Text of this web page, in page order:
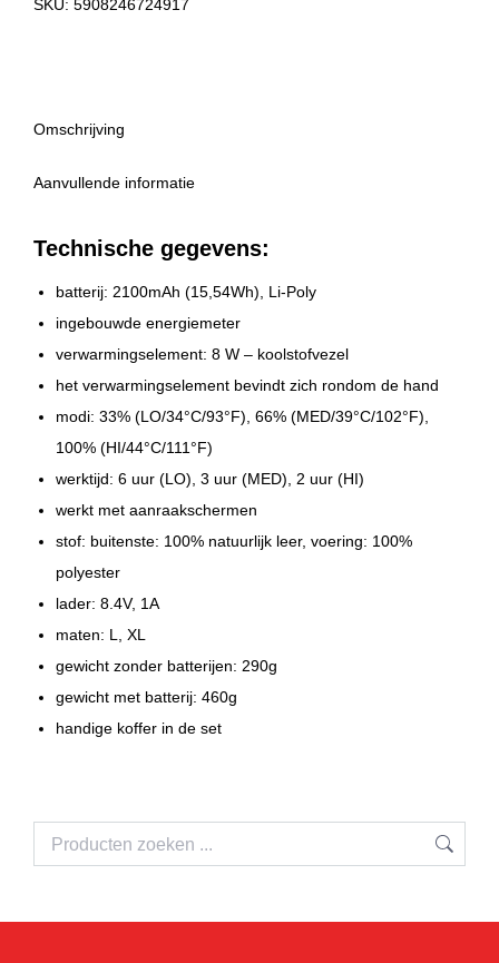
SKU: 5908246724917
Omschrijving
Aanvullende informatie
Technische gegevens:
batterij: 2100mAh (15,54Wh), Li-Poly
ingebouwde energiemeter
verwarmingselement: 8 W – koolstofvezel
het verwarmingselement bevindt zich rondom de hand
modi: 33% (LO/34°C/93°F), 66% (MED/39°C/102°F),
100% (HI/44°C/111°F)
werktijd: 6 uur (LO), 3 uur (MED), 2 uur (HI)
werkt met aanraakschermen
stof: buitenste: 100% natuurlijk leer, voering: 100%
polyester
lader: 8.4V, 1A
maten: L, XL
gewicht zonder batterijen: 290g
gewicht met batterij: 460g
handige koffer in de set